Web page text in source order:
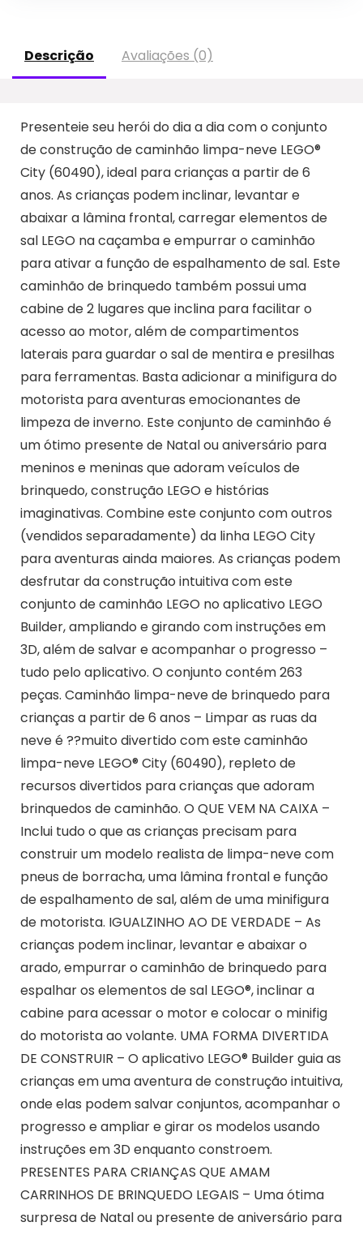
Descrição Avaliações (0)
Presenteie seu herói do dia a dia com o conjunto
de construção de caminhão limpa-neve LEGO®
City (60490), ideal para crianças a partir de 6
anos. As crianças podem inclinar, levantar e
abaixar a lâmina frontal, carregar elementos de
sal LEGO na caçamba e empurrar o caminhão
para ativar a função de espalhamento de sal. Este
caminhão de brinquedo também possui uma
cabine de 2 lugares que inclina para facilitar o
acesso ao motor, além de compartimentos
laterais para guardar o sal de mentira e presilhas
para ferramentas. Basta adicionar a minifigura do
motorista para aventuras emocionantes de
limpeza de inverno. Este conjunto de caminhão é
um ótimo presente de Natal ou aniversário para
meninos e meninas que adoram veículos de
brinquedo, construção LEGO e histórias
imaginativas. Combine este conjunto com outros
(vendidos separadamente) da linha LEGO City
para aventuras ainda maiores. As crianças podem
desfrutar da construção intuitiva com este
conjunto de caminhão LEGO no aplicativo LEGO
Builder, ampliando e girando com instruções em
3D, além de salvar e acompanhar o progresso –
tudo pelo aplicativo. O conjunto contém 263
peças. Caminhão limpa-neve de brinquedo para
crianças a partir de 6 anos – Limpar as ruas da
neve é ??muito divertido com este caminhão
limpa-neve LEGO® City (60490), repleto de
recursos divertidos para crianças que adoram
brinquedos de caminhão. O QUE VEM NA CAIXA –
Inclui tudo o que as crianças precisam para
construir um modelo realista de limpa-neve com
pneus de borracha, uma lâmina frontal e função
de espalhamento de sal, além de uma minifigura
de motorista. IGUALZINHO AO DE VERDADE – As
crianças podem inclinar, levantar e abaixar o
arado, empurrar o caminhão de brinquedo para
espalhar os elementos de sal LEGO®, inclinar a
cabine para acessar o motor e colocar o minifig
do motorista ao volante. UMA FORMA DIVERTIDA
DE CONSTRUIR – O aplicativo LEGO® Builder guia as
crianças em uma aventura de construção intuitiva,
onde elas podem salvar conjuntos, acompanhar o
progresso e ampliar e girar os modelos usando
instruções em 3D enquanto constroem.
PRESENTES PARA CRIANÇAS QUE AMAM
CARRINHOS DE BRINQUEDO LEGAIS – Uma ótima
surpresa de Natal ou presente de aniversário para